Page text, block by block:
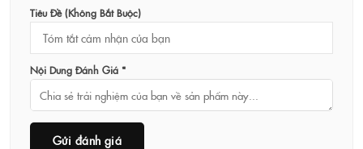
Tiêu Đề (không Bắt Buộc)
Nội Dung Đánh Giá *
Gửi đánh giá